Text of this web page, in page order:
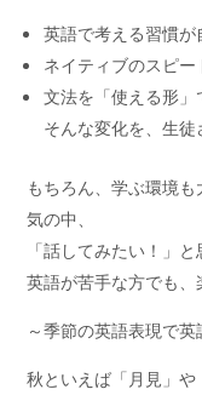
英語で考える習慣が
ネイティブのスピ
文法を「使える形」
そんな変化を、生徒
もちろん、学ぶ環境
気の中、
「話してみたい！」
英語が苦手な方でも
～季節の英語表現で
秋といえば「月見」や